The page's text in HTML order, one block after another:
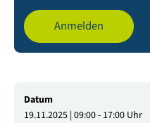
Anmelden
Datum
19.11.2025 | 09:00 - 17:00 Uhr